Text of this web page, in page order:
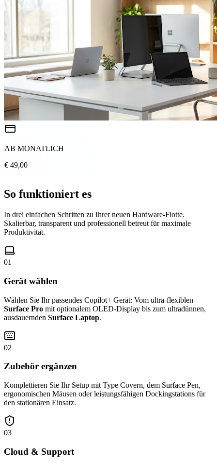
AB MONATLICH
€ 49,00
So funktioniert es
In drei einfachen Schritten zu Ihrer neuen Hardware-Flotte.
Skalierbar, transparent und professionell betreut für maximale
Produktivität.
01
Gerät wählen
Wählen Sie Ihr passendes Copilot+ Gerät: Vom ultra-flexiblen
Surface Pro mit optionalem OLED-Display bis zum ultradünnen,
ausdauernden Surface Laptop.
02
Zubehör ergänzen
Komplettieren Sie Ihr Setup mit Type Covern, dem Surface Pen,
ergonomischen Mäusen oder leistungsfähigen Dockingstations für
den stationären Einsatz.
03
Cloud & Support